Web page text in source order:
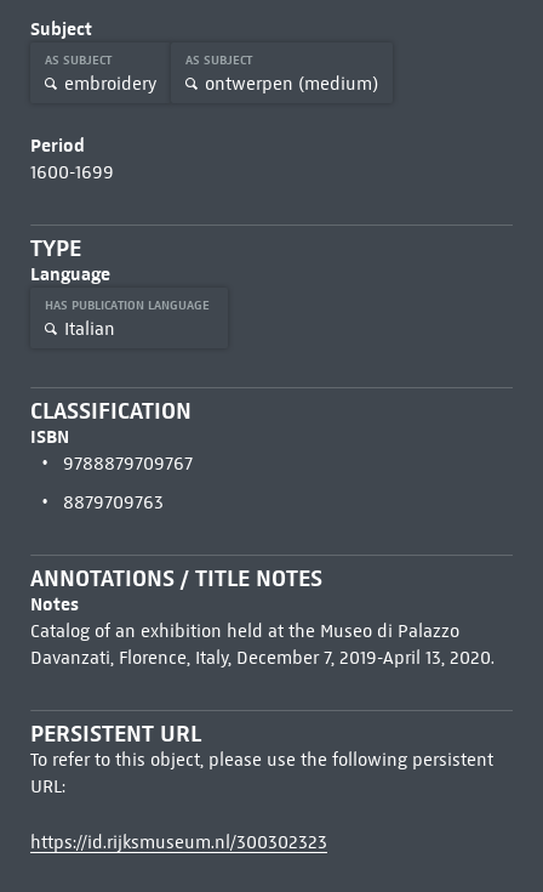
Subject
AS SUBJECT
embroidery
AS SUBJECT
ontwerpen (medium)
Period
1600-1699
TYPE
Language
HAS PUBLICATION LANGUAGE
Italian
CLASSIFICATION
ISBN
9788879709767
8879709763
ANNOTATIONS / TITLE NOTES
Notes
Catalog of an exhibition held at the Museo di Palazzo
Davanzati, Florence, Italy, December 7, 2019-April 13, 2020.
PERSISTENT URL
To refer to this object, please use the following persistent
URL:
https://id.rijksmuseum.nl/300302323